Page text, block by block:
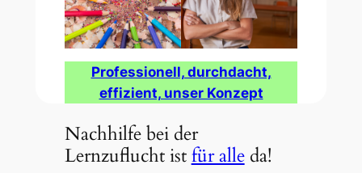
Professionell, durchdacht,
effizient, unser Konzept
Nachhilfe bei der
Lernzuflucht istfür alleda!